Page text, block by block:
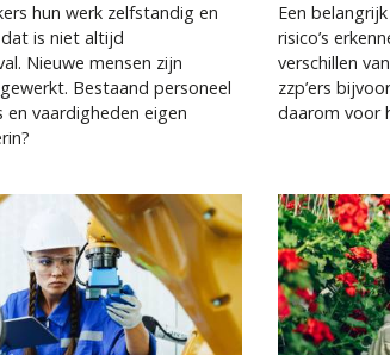
hun werk zelfstandig en
is niet altijd
Nieuwe mensen zijn
Bestaand personeel
en vaardigheden eigen
Een
risico’s
verschillen
zzp’ers
daarom voor